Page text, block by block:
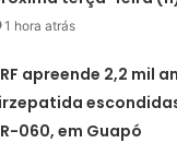
1 hora atrás
apreende 2,2 mil
060, em Guapó